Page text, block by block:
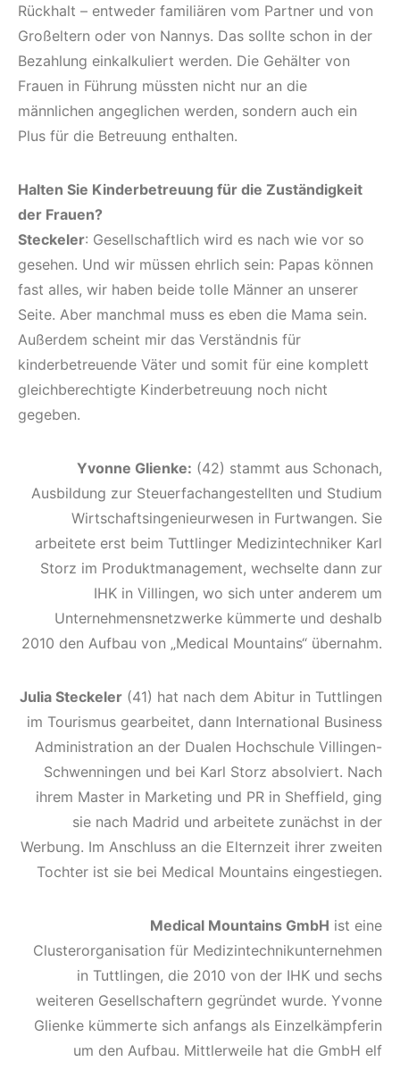
Rückhalt – entweder familiären vom Partner und von
Großeltern oder von Nannys. Das sollte schon in der
Bezahlung einkalkuliert werden. Die Gehälter von
Frauen in Führung müssten nicht nur an die
männlichen angeglichen werden, sondern auch ein
Plus für die Betreuung enthalten.
Halten Sie Kinderbetreuung für die Zuständigkeit
der Frauen?
Steckeler: Gesellschaftlich wird es nach wie vor so
gesehen. Und wir müssen ehrlich sein: Papas können
fast alles, wir haben beide tolle Männer an unserer
Seite. Aber manchmal muss es eben die Mama sein.
Außerdem scheint mir das Verständnis für
kinderbetreuende Väter und somit für eine komplett
gleichberechtigte Kinderbetreuung noch nicht
gegeben.
Yvonne Glienke: (42) stammt aus Schonach,
Ausbildung zur Steuerfachangestellten und Studium
Wirtschaftsingenieurwesen in Furtwangen. Sie
arbeitete erst beim Tuttlinger Medizintechniker Karl
Storz im Produktmanagement, wechselte dann zur
IHK in Villingen, wo sich unter anderem um
Unternehmensnetzwerke kümmerte und deshalb
2010 den Aufbau von „Medical Mountains“ übernahm.
Julia Steckeler (41) hat nach dem Abitur in Tuttlingen
im Tourismus gearbeitet, dann International Business
Administration an der Dualen Hochschule Villingen-
Schwenningen und bei Karl Storz absolviert. Nach
ihrem Master in Marketing und PR in Sheffield, ging
sie nach Madrid und arbeitete zunächst in der
Werbung. Im Anschluss an die Elternzeit ihrer zweiten
Tochter ist sie bei Medical Mountains eingestiegen.
Medical Mountains GmbH ist eine
Clusterorganisation für Medizintechnikunternehmen
in Tuttlingen, die 2010 von der IHK und sechs
weiteren Gesellschaftern gegründet wurde. Yvonne
Glienke kümmerte sich anfangs als Einzelkämpferin
um den Aufbau. Mittlerweile hat die GmbH elf